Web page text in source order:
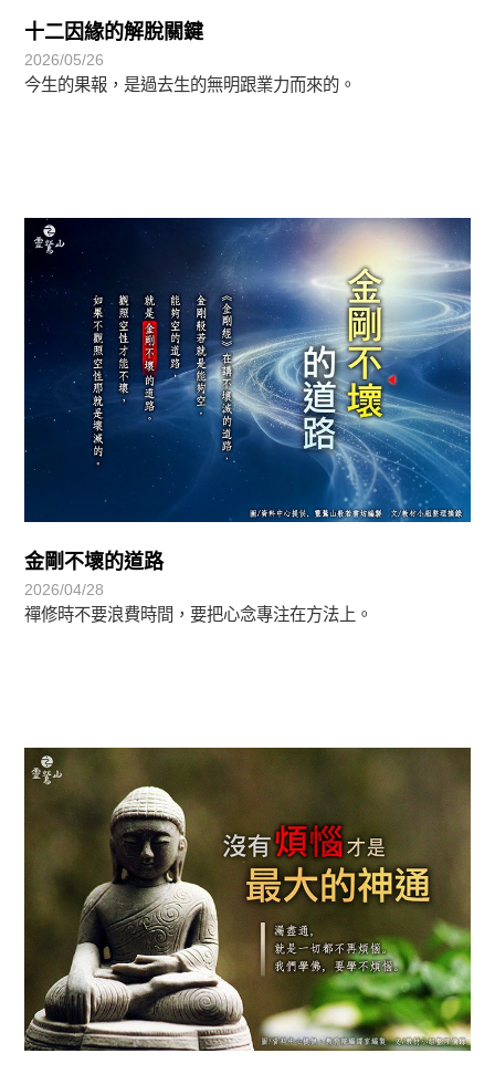
十二因緣的解脫關鍵
2026/05/26
今生的果報，是過去生的無明跟業力而來的。
金剛不壞的道路
2026/04/28
禪修時不要浪費時間，要把心念專注在方法上。
正法眼-般若期
初轉法-阿含期